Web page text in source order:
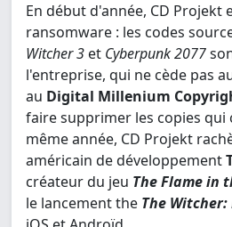
En début d'année, CD Projekt
ransomware : les codes
Witcher 3 et Cyberpunk 2077
l'entreprise, qui ne cède pas
au Digital Millenium
faire supprimer les copies qui
même année, CD Projekt
américain de développement
créateur du jeu The Flame in
le lancement the The